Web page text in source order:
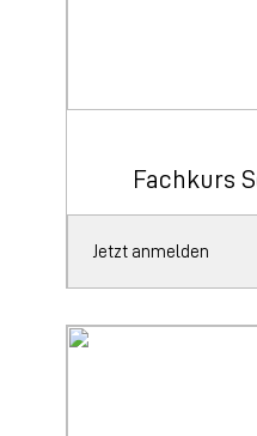
Fachkurs
Jetzt anmelden